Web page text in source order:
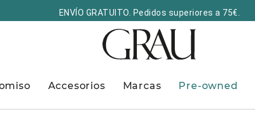
ENVÍO GRATUITO. Pedidos superiores a 75€.
Accesorios Marcas Pre-owned